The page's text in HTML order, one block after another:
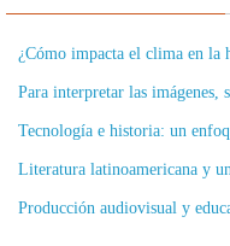
¿Cómo impacta el clima en la
Para interpretar las imágenes,
Tecnología e historia: un
Literatura latinoamericana y
Producción audiovisual y